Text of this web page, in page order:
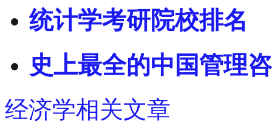
统计学考研院校排名
史上最全的中国管理
经济学相关文章